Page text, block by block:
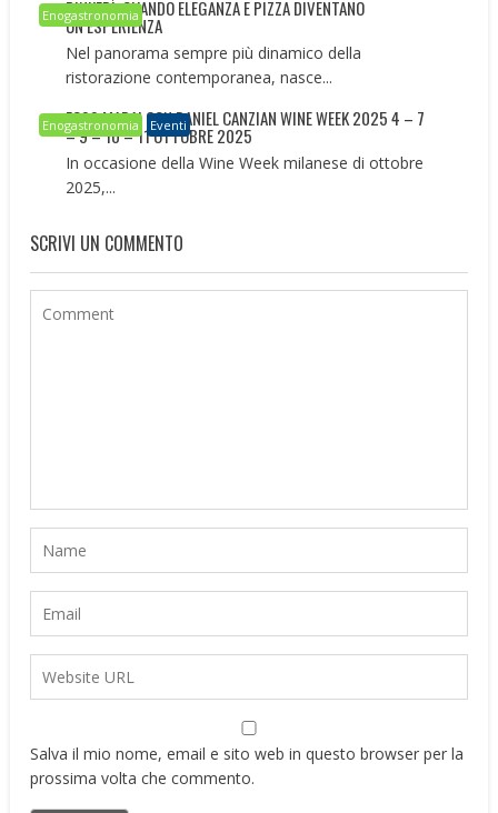
Enogastronomia
PINKERÌ: QUANDO ELEGANZA E PIZZA DIVENTANO
UN’ESPERIENZA
Nel panorama sempre più dinamico della
ristorazione contemporanea, nasce...
Enogastronomia Eventi
FOSS MARAI CON DANIEL CANZIAN WINE WEEK 2025 4 – 7
– 9 – 10 – 11 OTTOBRE 2025
In occasione della Wine Week milanese di ottobre
2025,...
SCRIVI UN COMMENTO
Salva il mio nome, email e sito web in questo browser per la
prossima volta che commento.